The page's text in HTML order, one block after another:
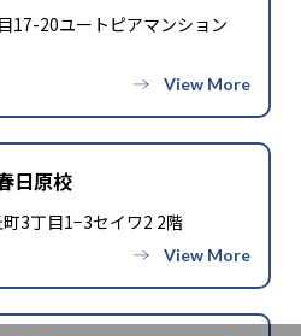
17-20ユートピアマンション
日原校
3丁目1−3セイワ2 2階